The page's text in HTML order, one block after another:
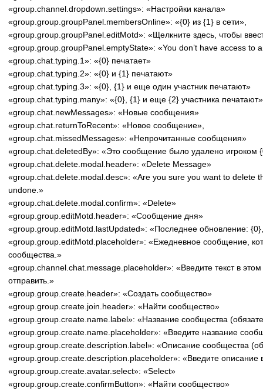
«group.channel.dropdown.settings»: «Настройки канала»
«group.group.groupPanel.membersOnline»: «{0} из {1} в сети»,
«group.group.groupPanel.editMotd»: «Щелкните здесь, чтобы
«group.group.groupPanel.emptyState»: «You don’t have access to
«group.chat.typing.1»: «{0} печатает»
«group.chat.typing.2»: «{0} и {1} печатают»
«group.chat.typing.3»: «{0}, {1} и еще один участник печатают»
«group.chat.typing.many»: «{0}, {1} и еще {2} участника печатают»
«group.chat.newMessages»: «Новые сообщения»
«group.chat.returnToRecent»: «Новое сообщение»,
«group.chat.missedMessages»: «Непрочитанные сообщения»
«group.chat.deletedBy»: «Это сообщение было удалено игроком
«group.chat.delete.modal.header»: «Delete Message»
«group.chat.delete.modal.desc»: «Are you sure you want to delete
undone.»
«group.chat.delete.modal.confirm»: «Delete»
«group.group.editMotd.header»: «Сообщение дня»
«group.group.editMotd.lastUpdated»: «Последнее обновление:
«group.group.editMotd.placeholder»: «Ежедневное сообщение,
сообщества.»
«group.channel.chat.message.placeholder»: «Введите текст в
отправить.»
«group.group.create.header»: «Создать сообщество»
«group.group.create.join.header»: «Найти сообщество»
«group.group.create.name.label»: «Название сообщества
«group.group.create.name.placeholder»: «Введите название
«group.group.create.description.label»: «Описание сообщества
«group.group.create.description.placeholder»: «Введите описание
«group.group.create.avatar.select»: «Select»
«group.group.create.confirmButton»: «Найти сообщество»